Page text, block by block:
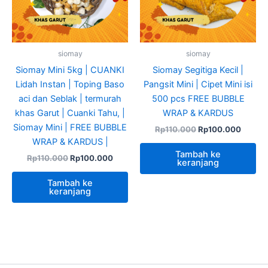
siomay
Siomay Mini 5kg | CUANKI
Lidah Instan | Toping Baso
aci dan Seblak | termurah
khas Garut | Cuanki Tahu, |
Siomay Mini | FREE BUBBLE
WRAP & KARDUS |
Rp110.000Rp100.000
Tambah ke
keranjang
siomay
Siomay Segitiga Kecil |
Pangsit Mini | Cipet Mini isi
500 pcs FREE BUBBLE
WRAP & KARDUS
Rp110.000Rp100.000
Tambah ke
keranjang